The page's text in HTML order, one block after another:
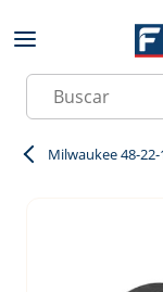
Skip to main
Site Search
Milwaukee 48-22-